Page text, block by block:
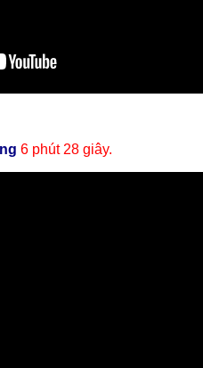
6 phút 28 giây.